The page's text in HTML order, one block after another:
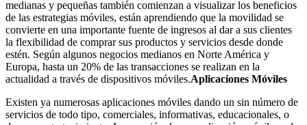
medianas y pequeñas también comienzan a visualizar los beneficios
de las estrategias móviles, están aprendiendo que la movilidad se
convierte en una importante fuente de ingresos al dar a sus clientes
la flexibilidad de comprar sus productos y servicios desde donde
estén. Según algunos negocios medianos en Norte América y
Europa, hasta un 20% de las transacciones se realizan en la
actualidad a través de dispositivos móviles.Aplicaciones Móviles
Existen ya numerosas aplicaciones móviles dando un sin número de
servicios de todo tipo, comerciales, informativas, educacionales, o